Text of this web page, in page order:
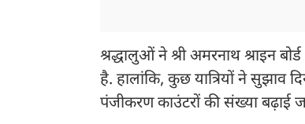
श्रद्धालुओं ने श्री अमरनाथ श्राइन
है. हालांकि, कुछ यात्रियों ने सुझाव
पंजीकरण काउंटरों की संख्या बढ़ाई